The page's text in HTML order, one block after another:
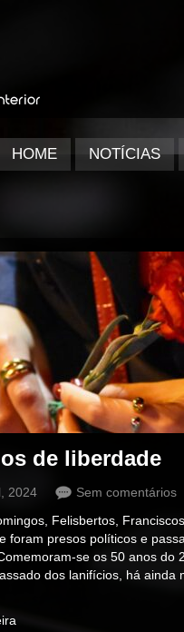
HOME NOTÍCIAS
de liberdade
2024
Sem comentários
Felisbertos,
foram presos políticos e
se os 50 anos do
dos lanifícios, há ainda